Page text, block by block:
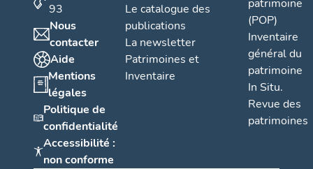
93
Nous
contacter
Aide
Mentions
légales
Politique de
confidentialité
Accessibilité :
non conforme
Le catalogue des
publications
La newsletter
Patrimoines et
Inventaire
patrimoine
(POP)
Inventaire
général du
patrimoine
In Situ.
Revue des
patrimoines